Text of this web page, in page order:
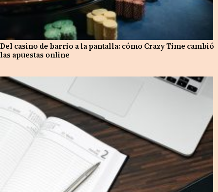
Del casino de barrio a la pantalla: cómo Crazy Time cambió
las apuestas online